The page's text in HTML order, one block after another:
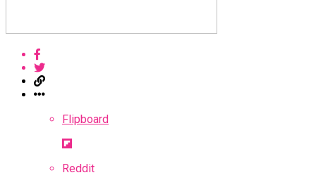
Flipboard
Reddit